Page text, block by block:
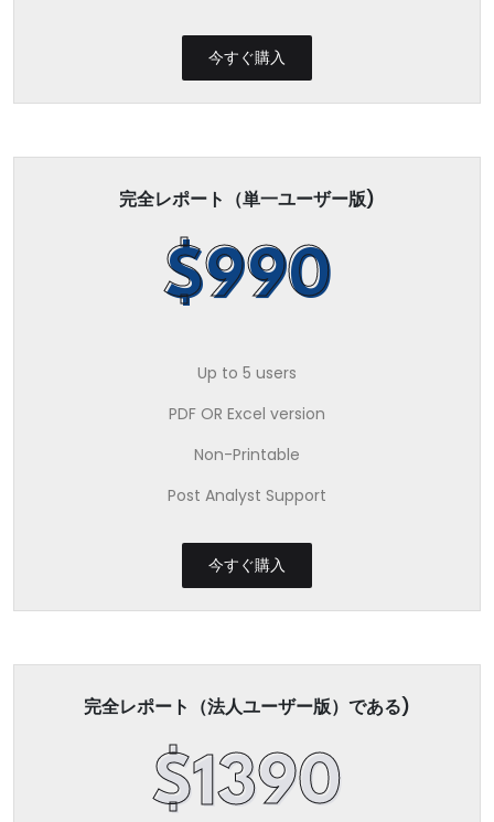
今すぐ購入
完全レポート（単一ユーザー版)
$990
Up to 5 users
PDF OR Excel version
Non-Printable
Post Analyst Support
今すぐ購入
完全レポート（法人ユーザー版）である)
$1390